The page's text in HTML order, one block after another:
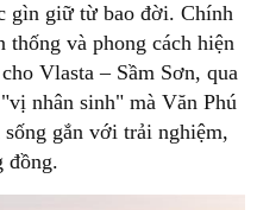
gìn giữ từ bao đời. Chính
thống và phong cách hiện
Vlasta – Sầm Sơn, qua
nhân sinh" mà Văn Phú
gắn với trải nghiệm,
đồng.